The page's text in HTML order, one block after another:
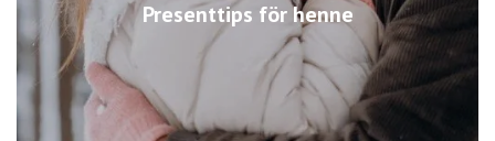
Presenttips för henne